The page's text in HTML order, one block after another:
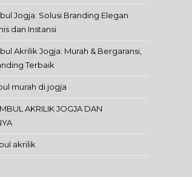
Jogja: Solusi Branding Elegan
dan Instansi
Akrilik Jogja: Murah & Bergaransi,
Terbaik
murah di jogja
AKRILIK JOGJA DAN
akrilik